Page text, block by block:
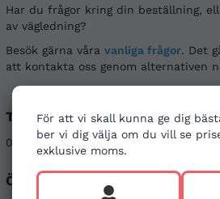
För att vi skall kunna ge dig
ber vi dig välja om du vill se
exklusive moms.
Har du frågor kring din beställning,
av vägledning?
Besök gärna våra vanliga frågor. Det
att kontakta oss genom alternativen
Telefon
08-121 464 90
E-post
Öppettider Sociala